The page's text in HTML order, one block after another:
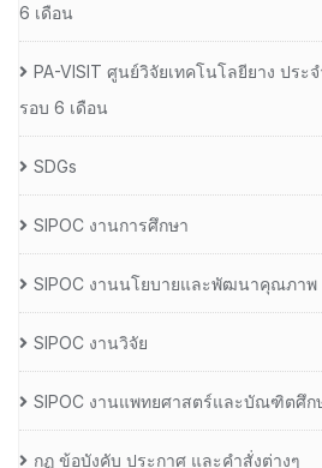
6 เดือน
PA-VISIT ศูนย์วิจัยเทคโนโลยียาง ปร
รอบ 6 เดือน
SDGs
SIPOC งานการศึกษา
SIPOC งานนโยบายและพัฒนาคุณภาพ
SIPOC งานวิจัย
SIPOC งานแพทยศาสตร์และบัณฑิตศึก
กฏ ข้อบังคับ ประกาศ และคำสั่งต่างๆ